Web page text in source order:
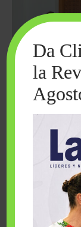
Cuando la
sueños
Fairmont
Da
la